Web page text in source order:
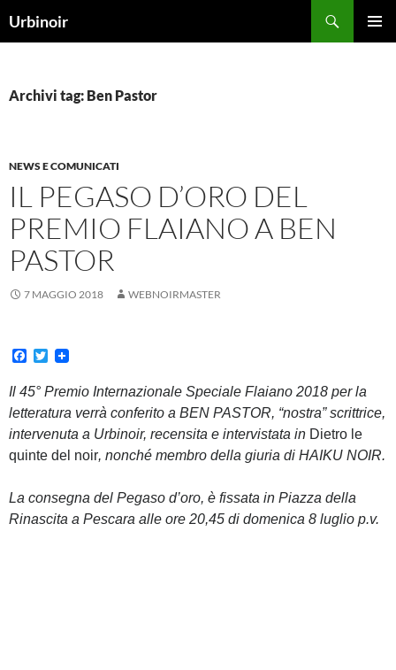
Urbinoir
Archivi tag: Ben Pastor
NEWS E COMUNICATI
IL PEGASO D’ORO DEL
PREMIO FLAIANO A BEN
PASTOR
7 MAGGIO 2018 WEBNOIRMASTER
F
c
e
b
o
k
T
i
t
t
r
Il 45° Premio Internazionale Speciale Flaiano 2018 per la
letteratura verrà conferito a BEN PASTOR, “nostra” scrittrice,
intervenuta a Urbinoir, recensita e intervistata in Dietro le
quinte del noir, nonché membro della giuria di HAIKU NOIR.
La consegna del Pegaso d’oro, è fissata in Piazza della
Rinascita a Pescara alle ore 20,45 di domenica 8 luglio p.v.